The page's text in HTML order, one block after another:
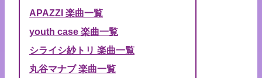
APAZZI 楽曲一覧
youth case 楽曲一覧
シライシ紗トリ 楽曲一覧
丸谷マナブ 楽曲一覧